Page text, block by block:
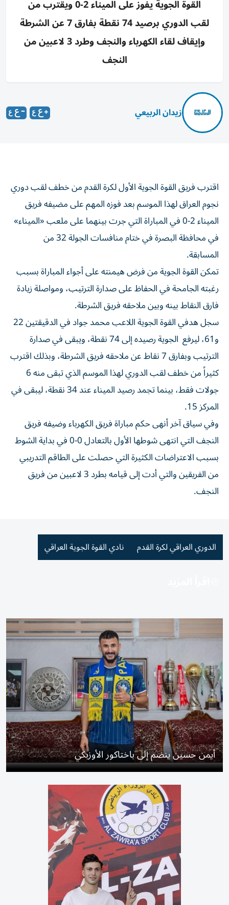
القوة الجوية يفوز على الميناء 2-0 ويقترب من
لقب الدوري برصيد 74 نقطة بفارق 7 عن الشرطة
وإيقاف لقاء الكهرباء والنجف وطرد 3 لاعبين من
النجف
زيدان الربيعي
اقترب فريق القوة الجوية الأول لكرة القدم من خطف لقب دوري
نجوم العراق لهذا الموسم بعد فوزه المهم على مضيفه فريق
الميناء 2-0 في المباراة التي جرت بينهما على ملعب «الميناء»
في محافظة البصرة في ختام منافسات الجولة 32 من
المسابقة.
تمكن القوة الجوية من فرض هيمنته على أجواء المباراة بسبب
رغبته الجامحة في الحفاظ على صدارة الترتيب، ومواصلة زيادة
فارق النقاط بينه وبين ملاحقه فريق الشرطة.
سجل هدفي القوة الجوية اللاعب محمد جواد في الدقيقتين 22
و61، ليرفع الجوية رصيده إلى 74 نقطة، ويبقى في صدارة
الترتيب وبفارق 7 نقاط عن ملاحقه فريق الشرطة، وبذلك اقترب
كثيراً من خطف لقب الدوري لهذا الموسم الذي تبقى منه 6
جولات فقط، بينما تجمد رصيد الميناء عند 34 نقطة، ليبقى في
المركز 15.
وفي سياق آخر أنهى حكم مباراة فريق الكهرباء وضيفه فريق
النجف التي انتهى شوطها الأول بالتعادل 0-0 في بداية الشوط
بسبب الاعتراضات الكثيرة التي حصلت على الطاقم التدريبي
من الفريقين والتي أدت إلى قيامه بطرد 3 لاعبين من فريق
النجف.
الدوري العراقي لكرة القدم نادي القوة الجوية العراقي
أيمن حسين ينضم إلى باختاكور الأوزبكي